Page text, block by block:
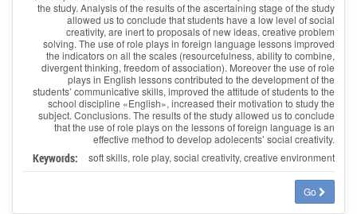
the study. Analysis of the results of the ascertaining stage of the study
allowed us to conclude that students have a low level of social
creativity, are inert to proposals of new ideas, creative problem
solving. The use of role plays in foreign language lessons improved
the indicators on all the scales (resourcefulness, ability to combine,
divergent thinking, freedom of association). Moreover the use of role
plays in English lessons contributed to the development of the
students’ communicative skills, improved the attitude of students to the
school discipline «English», increased their motivation to study the
subject. Conclusions. The results of the study allowed us to conclude
that the use of role plays on the lessons of foreign language is an
effective method to develop adolecents’ social creativity.
Keywords: soft skills, role play, social creativity, creative environment
Go